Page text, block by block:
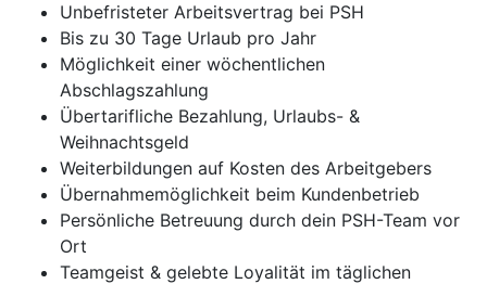
Unbefristeter Arbeitsvertrag bei PSH
Bis zu 30 Tage Urlaub pro Jahr
Möglichkeit einer wöchentlichen
Abschlagszahlung
Übertarifliche Bezahlung, Urlaubs- &
Weihnachtsgeld
Weiterbildungen auf Kosten des Arbeitgebers
Übernahmemöglichkeit beim Kundenbetrieb
Persönliche Betreuung durch dein PSH-Team vor
Ort
Teamgeist & gelebte Loyalität im täglichen